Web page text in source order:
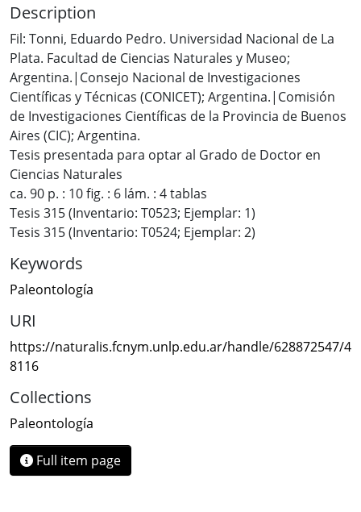
Description
Fil: Tonni, Eduardo Pedro. Universidad Nacional de La
Plata. Facultad de Ciencias Naturales y Museo;
Argentina.|Consejo Nacional de Investigaciones
Científicas y Técnicas (CONICET); Argentina.|Comisión
de Investigaciones Científicas de la Provincia de Buenos
Aires (CIC); Argentina.
Tesis presentada para optar al Grado de Doctor en
Ciencias Naturales
ca. 90 p. : 10 fig. : 6 lám. : 4 tablas
Tesis 315 (Inventario: T0523; Ejemplar: 1)
Tesis 315 (Inventario: T0524; Ejemplar: 2)
Keywords
Paleontología
URI
https://naturalis.fcnym.unlp.edu.ar/handle/628872547/4
8116
Collections
Paleontología
Full item page